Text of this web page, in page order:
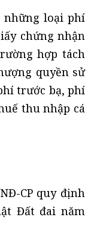
những loại phí
chứng nhận
hợp tách
quyền sử
trước bạ, phí
thu nhập cá
CP quy định
Đất đai năm